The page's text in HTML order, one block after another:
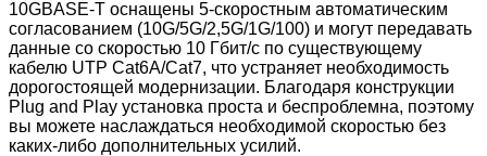
10GBASE-T оснащены 5-скоростным автоматическим
согласованием (10G/5G/2,5G/1G/100) и могут передавать
данные со скоростью 10 Гбит/с по существующему
кабелю UTP Cat6A/Cat7, что устраняет необходимость
дорогостоящей модернизации. Благодаря конструкции
Plug and Play установка проста и беспроблемна, поэтому
вы можете наслаждаться необходимой скоростью без
каких-либо дополнительных усилий.